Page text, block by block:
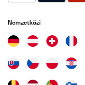
werden enorm viele
verbunden und
und damit
Kaufempfehlung/
konnte dir damit
Nemzetközi